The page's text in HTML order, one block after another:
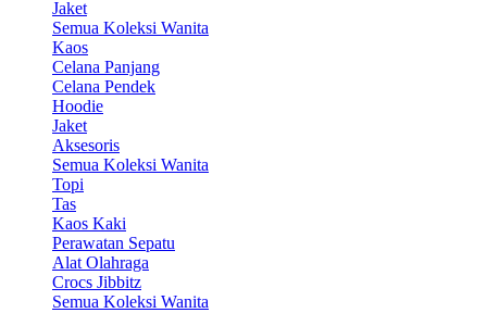
Jaket
Semua Koleksi Wanita
Kaos
Celana Panjang
Celana Pendek
Hoodie
Jaket
Aksesoris
Semua Koleksi Wanita
Topi
Tas
Kaos Kaki
Perawatan Sepatu
Alat Olahraga
Crocs Jibbitz
Semua Koleksi Wanita